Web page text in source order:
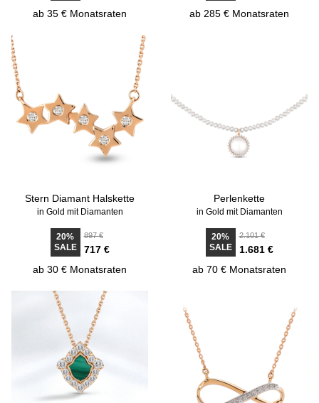
ab 35 € Monatsraten
ab 285 € Monatsraten
Stern Diamant Halskette
in Gold mit Diamanten
20%
SALE
897 €
717 €
ab 30 € Monatsraten
Perlenkette
in Gold mit Diamanten
20%
SALE
2.101 €
1.681 €
ab 70 € Monatsraten